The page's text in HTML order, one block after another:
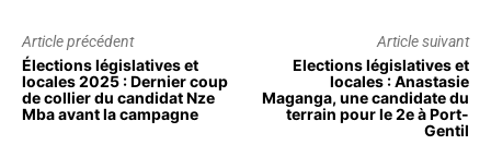
Article précédent
Élections législatives et
locales 2025 : Dernier coup
de collier du candidat Nze
Mba avant la campagne
Article suivant
Elections législatives et
locales : Anastasie
Maganga, une candidate du
terrain pour le 2e à Port-
Gentil